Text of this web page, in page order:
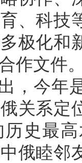
、科技
极化和
作文件
，今年
关系定
史最
俄睦邻